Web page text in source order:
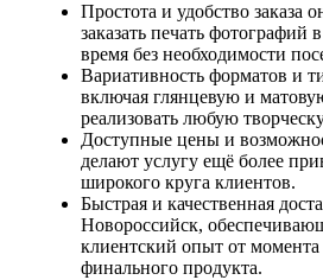
Простота и удобство заказа
заказать печать фотографий
время без необходимости
Вариативность форматов и
включая глянцевую и
реализовать любую
Доступные цены и
делают услугу ещё более
широкого круга клиентов.
Быстрая и качественная
Новороссийск,
клиентский опыт от момента
финального продукта.